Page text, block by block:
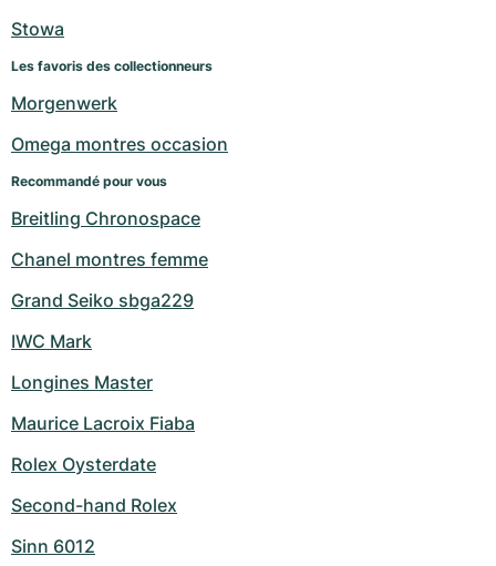
Stowa
Les favoris des collectionneurs
Morgenwerk
Omega montres occasion
Recommandé pour vous
Breitling Chronospace
Chanel montres femme
Grand Seiko sbga229
IWC Mark
Longines Master
Maurice Lacroix Fiaba
Rolex Oysterdate
Second-hand Rolex
Sinn 6012